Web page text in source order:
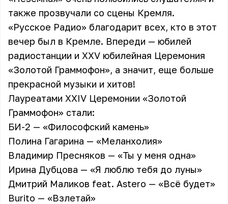
также прозвучали со сцены Кремля.
«Русское Радио» благодарит всех, кто в этот
вечер был в Кремле. Впереди — юбилей
радиостанции и XXV юбилейная Церемония
«Золотой Граммофон», а значит, еще больше
прекрасной музыки и хитов!
Лауреатами XXIV Церемонии «Золотой
Граммофон» стали:
БИ-2 — «Философский камень»
Полина Гагарина — «Меланхолия»
Владимир Пресняков — «Ты у меня одна»
Ирина Дубцова — «Я люблю тебя до луны»
Дмитрий Маликов feat. Astero — «Всё будет»
Burito — «Взлетай»